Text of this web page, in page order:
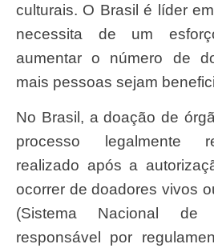
culturais. O Brasil é líder
necessita de um
aumentar o número de
mais pessoas sejam
No Brasil, a doação de órgãos e tecidos é um
processo legalmente
realizado após a
ocorrer de doadores vivos
(Sistema Nacional de
responsável por